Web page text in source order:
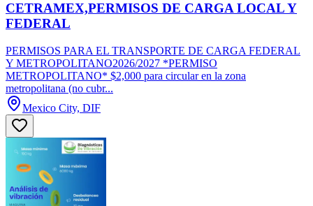
CETRAMEX,PERMISOS DE CARGA LOCAL Y
FEDERAL
PERMISOS PARA EL TRANSPORTE DE CARGA FEDERAL
Y METROPOLITANO2026/2027 *PERMISO
METROPOLITANO* $2,000 para circular en la zona
metropolitana (no cubr...
Mexico City, DIF